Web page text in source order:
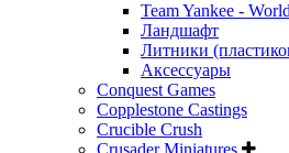
Team Yankee -
Ландшафт
Литники
Аксессуары
Conquest Games
Copplestone Castings
Crucible Crush
Crusader Miniatures